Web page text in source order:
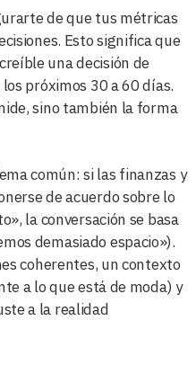
de que tus métricas
Esto significa que
una decisión de
próximos 30 a 60 días.
sino también la forma
común: si las finanzas y
de acuerdo sobre lo
la conversación se basa
demasiado espacio»).
coherentes, un contexto
a lo que está de moda) y
a la realidad